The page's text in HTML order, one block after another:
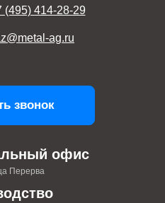
офис
Перерва
(495) 414-28-29
ag.ru
звонок